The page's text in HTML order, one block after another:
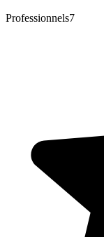
Professionnels7